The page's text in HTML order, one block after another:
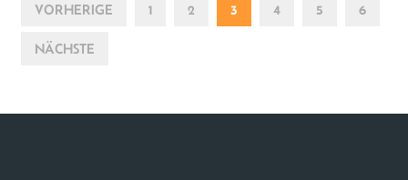
VORHERIGE 1 2 3 4 5 6
NÄCHSTE